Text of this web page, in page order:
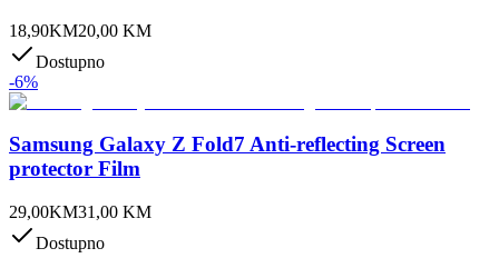
18,90KM20,00 KM
Dostupno
-6%
Samsung Galaxy Z Fold7 Anti-reflecting Screen
protector Film
29,00KM31,00 KM
Dostupno